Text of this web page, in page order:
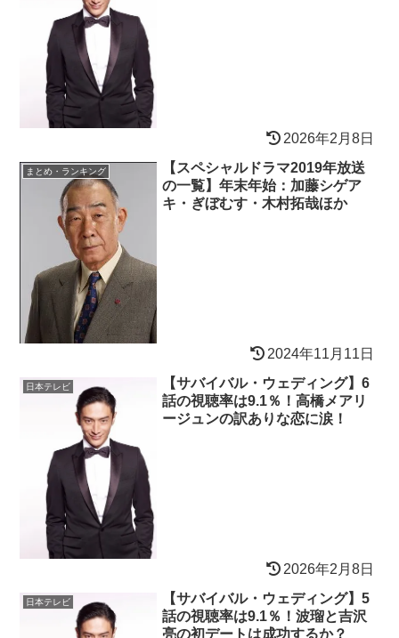
2026年2月8日
まとめ・ランキング
【スペシャルドラマ2019年放送
の一覧】年末年始：加藤シゲア
キ・ぎぼむす・木村拓哉ほか
2024年11月11日
日本テレビ
【サバイバル・ウェディング】6
話の視聴率は9.1％！高橋メアリ
ージュンの訳ありな恋に涙！
2026年2月8日
日本テレビ
【サバイバル・ウェディング】5
話の視聴率は9.1％！波瑠と吉沢
亮の初デートは成功するか？